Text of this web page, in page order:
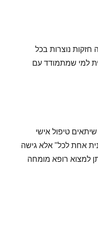
חזקות נוצרות בכל
למי שמתמודד עם
טיפול אישי
אחת לכל" אלא גישה
למצוא רופא מומחה